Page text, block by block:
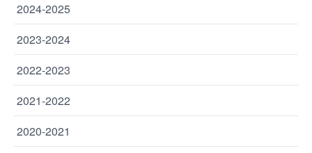
2024-2025
2023-2024
2022-2023
2021-2022
2020-2021